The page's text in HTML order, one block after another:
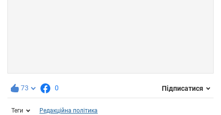
73 0 Підписатися
Теги Редакційна політика